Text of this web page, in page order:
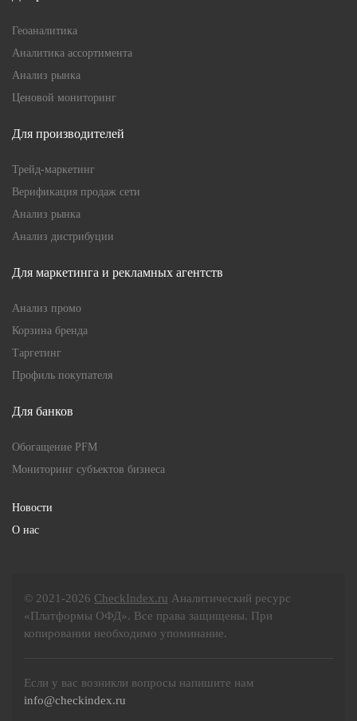
Геоаналитика
Аналитика ассортимента
Анализ рынка
Ценовой мониторинг
Для производителей
Трейд-маркетинг
Верификация продаж сети
Анализ рынка
Анализ дистрибуции
Для маркетинга и рекламных агентств
Анализ промо
Корзина бренда
Таргетинг
Профиль покупателя
Для банков
Обогащение PFM
Мониторинг субъектов бизнеса
Новости
О нас
© 2021-2026 CheckIndex.ru Аналитический ресурс
«Платформы ОФД». Все права защищены. При
копировании необходимо упоминание.
Если у вас возникли вопросы напишите нам
info@checkindex.ru